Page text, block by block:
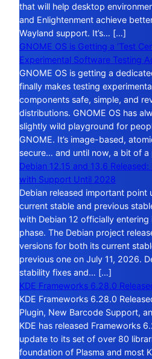
that will help desktop
and Enlightenment achieve
Wayland support. It’s… […]
GNOME OS is Getting a ‘Test
Experimental Software Testing
GNOME OS is getting a
finally makes testing
components safe, simple, and
distributions. GNOME OS has
slightly wild playground for
GNOME. It’s image-based,
secure… and until now, a bit of
Debian 12.15 and 13.6
with Support Until 2028
Debian released important
current stable and previous
with Debian 12 officially
phase. The Debian project
versions for both its current
previous one on July 11, 2026.
stability fixes and… […]
KDE Frameworks 6.28.0
KDE Frameworks 6.28.0
Plugin, New Barcode Support,
KDE has released Frameworks
update to its set of over 80
foundation of Plasma and most